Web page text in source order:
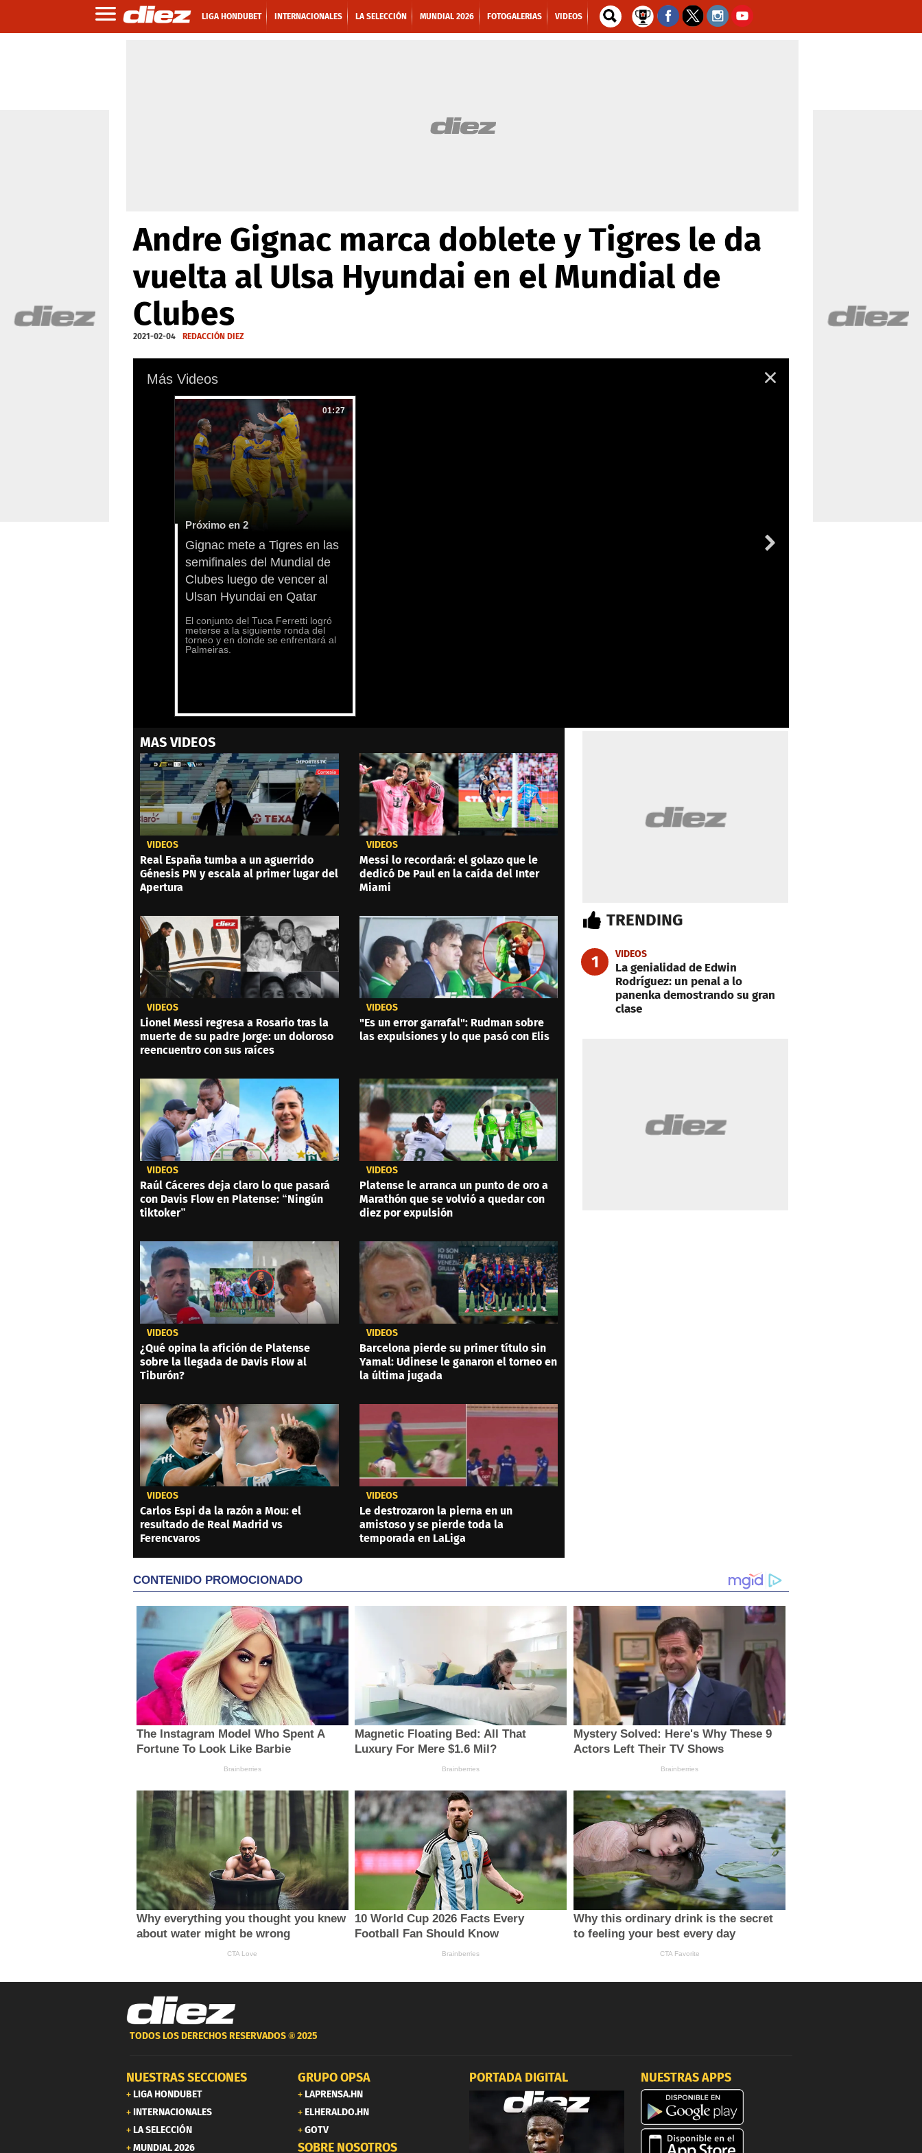
LIGA HONDUBET INTERNACIONALES LA SELECCIÓN MUNDIAL 2026 FOTOGALERIAS VIDEOS
Andre Gignac marca doblete y Tigres le da
vuelta al Ulsa Hyundai en el Mundial de
Clubes
2021-02-04 REDACCIÓN DIEZ
seconds
of
minute,
27
secondsVolume
0%
MAS VIDEOS
VIDEOS
Real España tumba a un aguerrido
Génesis PN y escala al primer lugar del
Apertura
VIDEOS
Messi lo recordará: el golazo que le
dedicó De Paul en la caída del Inter
Miami
VIDEOS
Lionel Messi regresa a Rosario tras la
muerte de su padre Jorge: un doloroso
reencuentro con sus raíces
VIDEOS
"Es un error garrafal": Rudman sobre
las expulsiones y lo que pasó con Elis
VIDEOS
Raúl Cáceres deja claro lo que pasará
con Davis Flow en Platense: “Ningún
tiktoker”
VIDEOS
Platense le arranca un punto de oro a
Marathón que se volvió a quedar con
diez por expulsión
VIDEOS
¿Qué opina la afición de Platense
sobre la llegada de Davis Flow al
Tiburón?
VIDEOS
Barcelona pierde su primer título sin
Yamal: Udinese le ganaron el torneo en
la última jugada
VIDEOS
Carlos Espi da la razón a Mou: el
resultado de Real Madrid vs
Ferencvaros
VIDEOS
Le destrozaron la pierna en un
amistoso y se pierde toda la
temporada en LaLiga
TRENDING
1 VIDEOS
La genialidad de Edwin
Rodríguez: un penal a lo
panenka demostrando su gran
clase
TODOS LOS DERECHOS RESERVADOS ®2025
NUESTRAS SECCIONES
LIGA HONDUBET
INTERNACIONALES
LA SELECCIÓN
MUNDIAL 2026
GRUPO OPSA
LAPRENSA.HN
ELHERALDO.HN
GOTV
SOBRE NOSOTROS
PORTADA DIGITAL NUESTRAS APPS